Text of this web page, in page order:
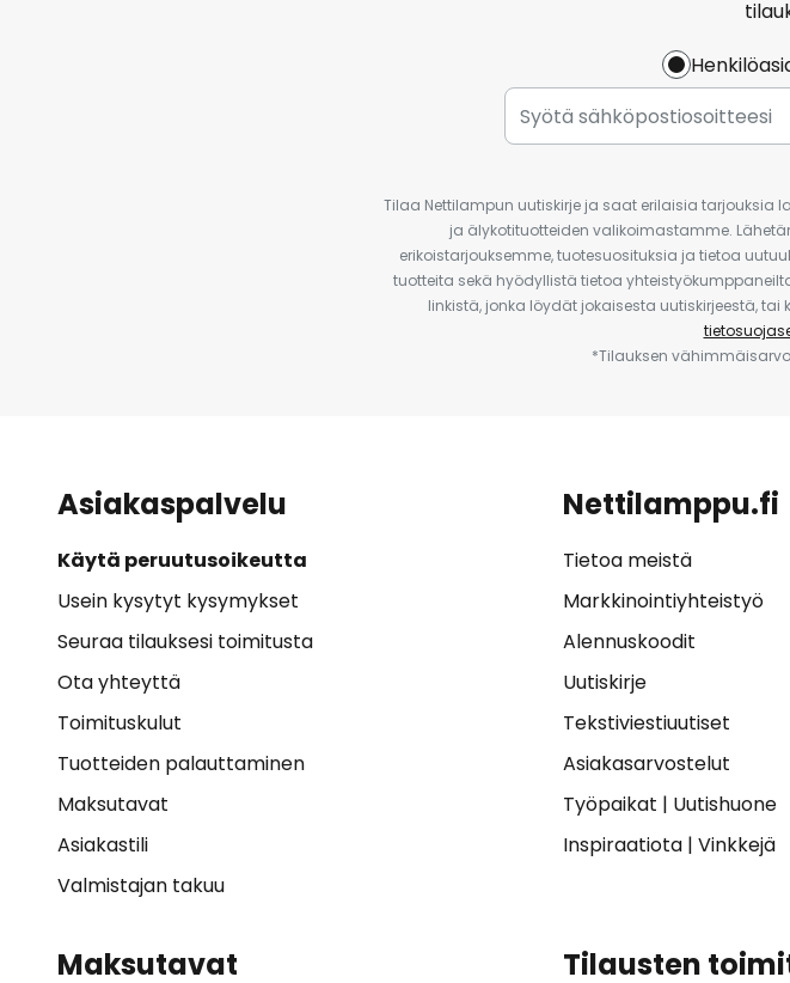
Tilaa Nettilampun uutiskirje ja saat erilaisia tarjouksia
ja älykotituotteiden valikoimastamme.
erikoistarjouksemme, tuotesuosituksia ja tietoa
tuotteita sekä hyödyllistä tietoa
linkistä, jonka löydät jokaisesta uutiskirjeestä,
*Tilauksen
Asiakaspalvelu
Käytä peruutusoikeutta
Usein kysytyt kysymykset
Seuraa tilauksesi toimitusta
Ota yhteyttä
Toimituskulut
Tuotteiden palauttaminen
Maksutavat
Asiakastili
Valmistajan takuu
Nettilamppu.fi
Tietoa meistä
Markkinointiyhteistyö
Alennuskoodit
Uutiskirje
Tekstiviestiuutiset
Asiakasarvostelut
Työpaikat | Uutishuone
Inspiraatiota| Vinkkejä
Maksutavat Tilausten